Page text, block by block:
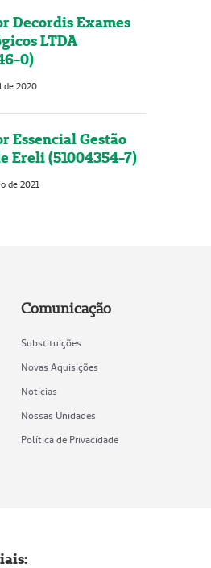
Decordis Exames
LTDA
0)
de 2020
Essencial Gestão
Ereli (51004354-7)
de 2021
Comunicação
Substituições
Novas Aquisições
Notícias
Nossas Unidades
Política de Privacidade